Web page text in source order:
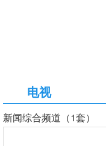
电视
新闻综合频道（1套）